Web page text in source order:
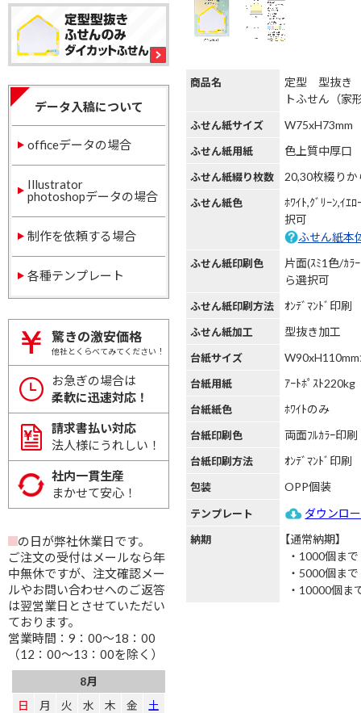
データ入稿について
officeデータの場合
Illustrator
photoshopデータの場合
制作を依頼する場合
各種テンプレート
驚きの激安価格
他社とくらべてみてください！
お急ぎの場合は
柔軟に迅速対応！
請求書払い対応
法人様にうれしい！
社内一貫生産
まかせて安心！
の日が弊社休業日です。
ご注文の受付はメールなら年
中無休ですが、注文確認メー
ルやお問い合わせへのご返答
は翌営業日とさせていただい
ております。
営業時間：9：00～18：00
（12：00～13：00を除く）
8月
日
月 火 水 木 金
土
商品名
定型 型抜き
トふせん（家
ふせん紙サイズ W75xH73mm
ふせん紙用紙 色上質中厚口
ふせん紙綴り枚数 20,30枚綴り
ふせん紙色
ﾎﾜｲﾄ,ｸﾞﾘｰﾝ,ｲｴ
択可
ふせん紙
ふせん紙印刷色
片面(ｽﾐ1色/ｶﾗ
ら選択可
ふせん紙印刷方法 ｵﾝﾃﾞﾏﾝﾄﾞ印刷
ふせん紙加工 型抜き加工
台紙サイズ
台紙用紙 ｱｰﾄﾎﾟｽﾄ220kg
台紙紙色 ﾎﾜｲﾄのみ
台紙印刷色 両面ﾌﾙｶﾗｰ印刷
台紙印刷方法 ｵﾝﾃﾞﾏﾝﾄﾞ印刷
包装 OPP個装
テンプレート ダウンロ
納期
【通常納期】
1000個まで
5000個まで
10000個ま